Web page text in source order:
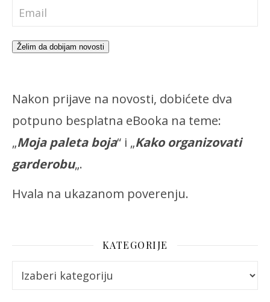
Želim da dobijam novosti
Nakon prijave na novosti, dobićete dva
potpuno besplatna eBooka na teme:
„Moja paleta boja“ i „Kako organizovati
garderobu„.
Hvala na ukazanom poverenju.
KATEGORIJE
Kategorije